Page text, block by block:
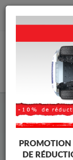
Cache Sous
Marques
PROMOTION
DE